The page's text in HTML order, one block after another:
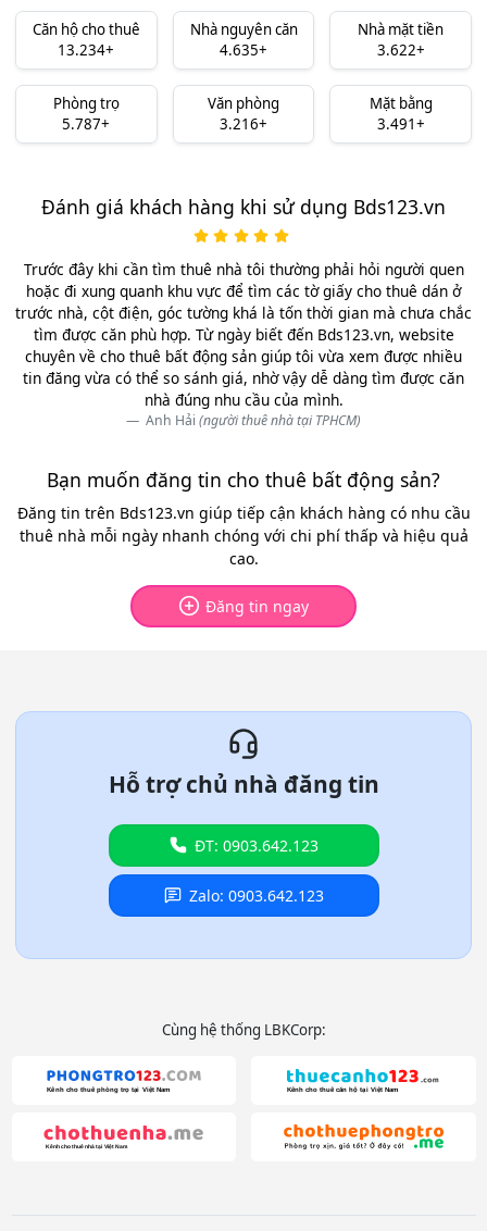
Căn hộ cho thuê
13.234+
Nhà nguyên căn
4.635+
Nhà mặt tiền
3.622+
Phòng trọ
5.787+
Văn phòng
3.216+
Mặt bằng
3.491+
Đánh giá khách hàng khi sử dụng Bds123.vn
Trước đây khi cần tìm thuê nhà tôi thường phải hỏi người quen
hoặc đi xung quanh khu vực để tìm các tờ giấy cho thuê dán ở
trước nhà, cột điện, góc tường khá là tốn thời gian mà chưa chắc
tìm được căn phù hợp. Từ ngày biết đến Bds123.vn, website
chuyên về cho thuê bất động sản giúp tôi vừa xem được nhiều
tin đăng vừa có thể so sánh giá, nhờ vậy dễ dàng tìm được căn
nhà đúng nhu cầu của mình.
Anh Hải (người thuê nhà tại TPHCM)
Bạn muốn đăng tin cho thuê bất động sản?
Đăng tin trên Bds123.vn giúp tiếp cận khách hàng có nhu cầu
thuê nhà mỗi ngày nhanh chóng với chi phí thấp và hiệu quả
cao.
Đăng tin ngay
Hỗ trợ chủ nhà đăng tin
ĐT: 0903.642.123
Zalo: 0903.642.123
Cùng hệ thống LBKCorp: